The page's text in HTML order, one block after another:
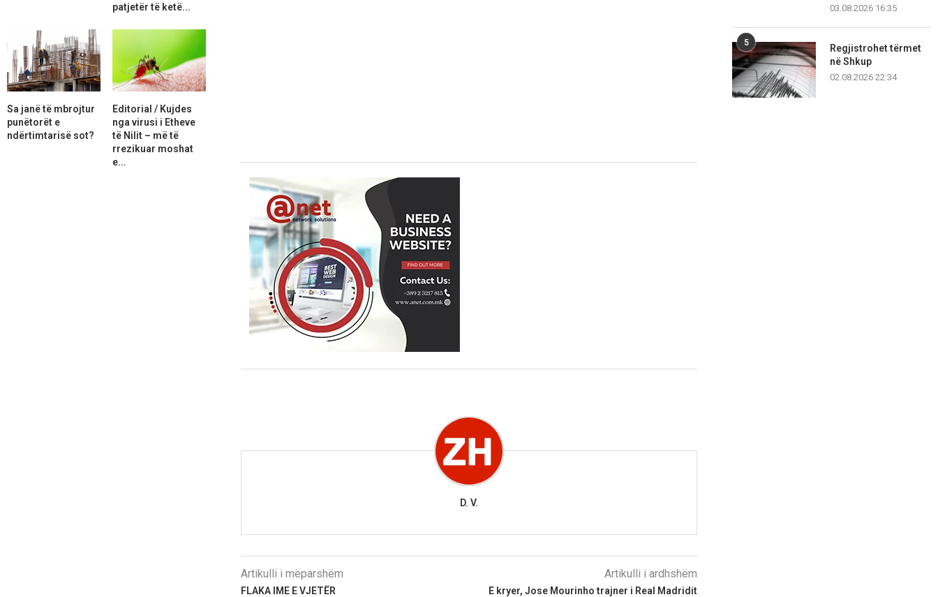
D. V.
Artikulli i mëparshëm
FLAKA IME E VJETËR
Artikulli i ardhshëm
E kryer, Jose Mourinho trajner i Real Madridit
03.08.2026 16:35
5
Regjistrohet tërmet
në Shkup
02.08.2026 22:34
patjetër të ketë...
Sa janë të mbrojtur
punëtorët e
ndërtimtarisë sot?
Editorial / Kujdes
nga virusi i Etheve
të Nilit – më të
rrezikuar moshat
e...